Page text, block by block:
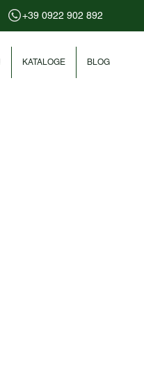
+39 0922 902 892
KATALOGE BLOG